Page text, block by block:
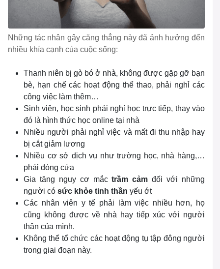
Những tác nhân gây căng thẳng này đã ảnh hưởng đến
nhiều khía cạnh của cuộc sống:
Thanh niên bị gò bó ở nhà, không được gặp gỡ bạn
bè, hạn chế các hoạt động thể thao, phải nghỉ các
công việc làm thêm…
Sinh viên, học sinh phải nghỉ học trực tiếp, thay vào
đó là hình thức học online tại nhà
Nhiều người phải nghỉ việc và mất đi thu nhập hay
bị cắt giảm lương
Nhiều cơ sở dịch vụ như trường học, nhà hàng,…
phải đóng cửa
Gia tăng nguy cơ mắctrầm cảm đối với những
người có sức khỏe tinh thần yếu ớt
Các nhân viên y tế phải làm việc nhiều hơn, họ
cũng không được về nhà hay tiếp xúc với người
thân của mình.
Không thể tổ chức các hoạt động tụ tập đông người
trong giai đoạn này.